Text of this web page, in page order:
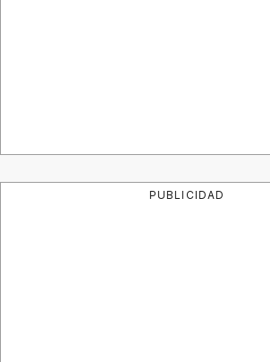
PUBLICIDAD